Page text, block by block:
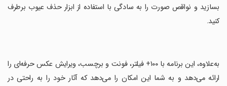
بسازید و نواقص صورت را به سادگی با استفاده از ابزار حذف عیوب برطرف
کنید.
‏به‌علاوه، این برنامه با ۱۰۰+ فیلتر، فونت و برچسب، ویرایش عکس حرفه‌ای را
ارائه می‌دهد و به شما این امکان را می‌دهد که آثار خود را به راحتی در